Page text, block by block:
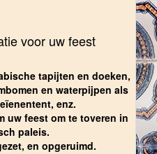
voor uw feest
tapijten en doeken,
en waterpijpen als
enz.
uw feest om te toveren in
paleis.
en opgeruimd.